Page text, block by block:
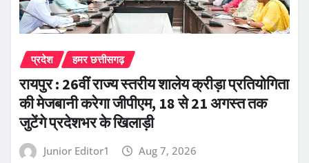
प्रदेश हमर छत्तीसगढ़
रायपुर : 26वीं राज्य स्तरीय शालेय क्रीड़ा प्रतियोगिता
की मेजबानी करेगा जीपीएम, 18 से 21 अगस्त तक
जुटेंगे प्रदेशभर के खिलाड़ी
Junior Editor1 Aug 7, 2026